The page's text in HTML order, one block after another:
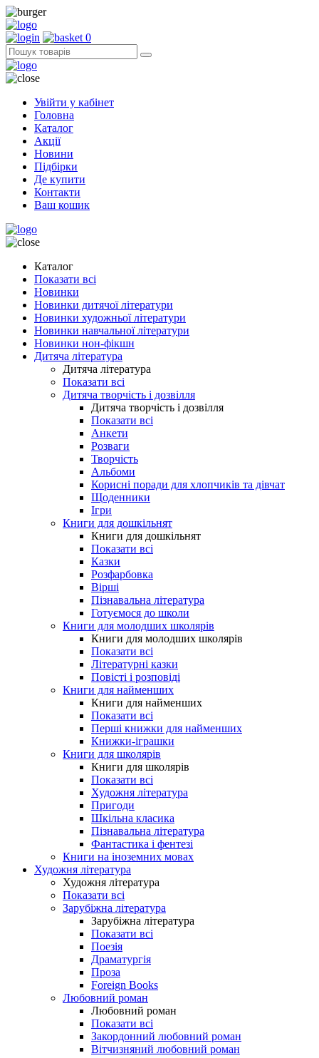
0
Увійти у кабінет
Головна
Каталог
Акції
Новини
Підбірки
Де купити
Контакти
Ваш кошик
Каталог
Показати всі
Новинки
Новинки дитячої літератури
Новинки художньої літератури
Новинки навчальної літератури
Новинки нон-фікшн
Дитяча література
Дитяча література
Показати всі
Дитяча творчість і дозвілля
Дитяча творчість і дозвілля
Показати всі
Анкети
Розваги
Творчість
Альбоми
Корисні поради для хлопчиків та дівчат
Щоденники
Ігри
Книги для дошкільнят
Книги для дошкільнят
Показати всі
Казки
Розфарбовка
Вірші
Пізнавальна література
Готуємося до школи
Книги для молодших школярів
Книги для молодших школярів
Показати всі
Літературні казки
Повісті і розповіді
Книги для найменших
Книги для найменших
Показати всі
Перші книжки для найменших
Книжки-іграшки
Книги для школярів
Книги для школярів
Показати всі
Художня література
Пригоди
Шкільна класика
Пізнавальна література
Фантастика і фентезі
Книги на іноземних мовах
Художня література
Художня література
Показати всі
Зарубіжна література
Зарубіжна література
Показати всі
Поезія
Драматургія
Проза
Foreign Books
Любовний роман
Любовний роман
Показати всі
Закордонний любовний роман
Вітчизняний любовний роман